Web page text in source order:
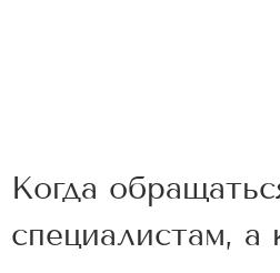
Когда
специалистам, а